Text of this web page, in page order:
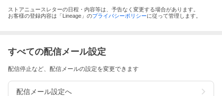
ストアニュースレターの日程・内容等は、予告なく変更する場合があります。
お客様の登録内容は「Lineage 」のプライバシーポリシーに従って管理します。
すべての配信メール設定
配信停止など、配信メールの設定を変更できます
配信メール設定へ